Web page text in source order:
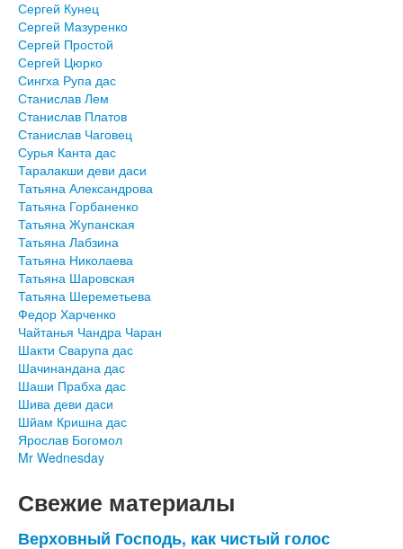
Сергей Кунец
Сергей Мазуренко
Сергей Простой
Сергей Цюрко
Сингха Рупа дас
Станислав Лем
Станислав Платов
Станислав Чаговец
Сурья Канта дас
Таралакши деви даси
Татьяна Александрова
Татьяна Горбаненко
Татьяна Жупанская
Татьяна Лабзина
Татьяна Николаева
Татьяна Шаровская
Татьяна Шереметьева
Федор Харченко
Чайтанья Чандра Чаран
Шакти Сварупа дас
Шачинандана дас
Шаши Прабха дас
Шива деви даси
Шйам Кришна дас
Ярослав Богомол
Mr Wednesday
Свежие материалы
Верховный Господь, как чистый голос